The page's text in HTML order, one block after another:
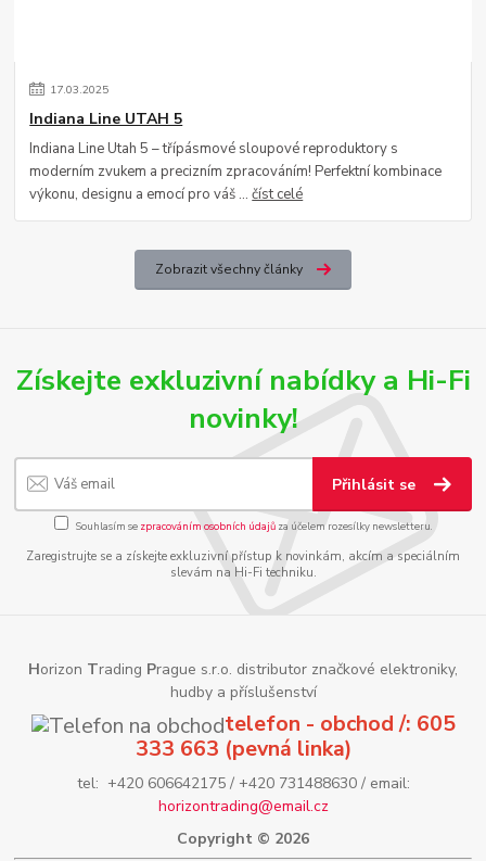
17.03.2025
Indiana Line UTAH 5
Indiana Line Utah 5 – třípásmové sloupové reproduktory s
moderním zvukem a precizním zpracováním! Perfektní kombinace
výkonu, designu a emocí pro váš ...číst celé
Zobrazit všechny články
Získejte exkluzivní nabídky a Hi-Fi
novinky!
Přihlásit se
Souhlasím se zpracováním osobních údajůza účelem rozesílky newsletteru.
Zaregistrujte se a získejte exkluzivní přístup k novinkám, akcím a speciálním
slevám na Hi-Fi techniku.
Horizon Trading Prague s.r.o. distributor značkové elektroniky,
hudby a příslušenství
telefon - obchod /: 605
333 663 (pevná linka)
tel: +420 606642175 / +420 731488630 / email:
horizontrading@email.cz
Copyright © 2026